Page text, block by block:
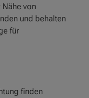
von
und behalten
für
finden